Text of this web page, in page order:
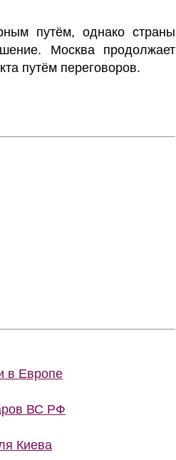
путём, однако страны
Москва продолжает
путём переговоров.
в Европе
ВС РФ
Киева